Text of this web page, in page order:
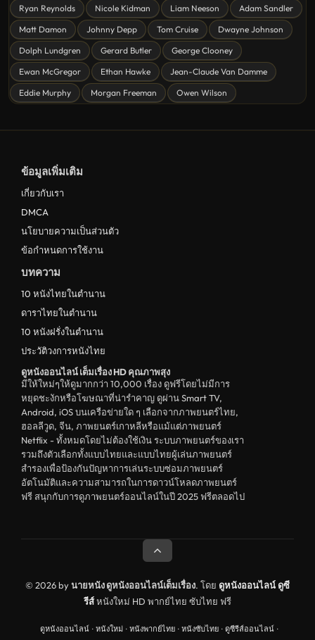
ดูหนังแฟนตาซี Fantasy
ดูหนังลึกลับ Mystery
ดูหนังอนิเมชั่น Animation
ดูหนังไซไฟ Sci-Fi
ดูหนังญี่ปุ่น Japan
ดูหนังชีวประวัติ Biography
ดูหนังเกาหลีใต้ South Korea
ระทึกขวัญ
ตลก
ดูหนังจีน China
unknown
ดูหนังอีโรติก R18+ erotic
บู๊
หนังฝรั่ง
ดูหนังสารคดี Documentary
สยองขวัญ
ดูหนังอินเดีย India
ดูหนังจีนฮ่องกง Hong Kong
ดูหนังฝรั่งเศส France
ดูหนังฝรั่งแคนนาดา Canada
หนังรักโรแมนติก
Ryan Reynolds
Nicole Kidman Liam Neeson
Adam Sandler
Matt Damon
Johnny Depp Tom Cruise
Dwayne Johnson
Dolph Lundgren
Gerard Butler
George Clooney
Ewan McGregor
Ethan Hawke
Jean-Claude Van Damme
Eddie Murphy
Morgan Freeman Owen Wilson
ข้อมูลเพิ่มเติม
เกี่ยวกับเรา
DMCA
นโยบายความเป็นส่วนตัว
ข้อกำหนดการใช้งาน
บทความ
10 หนังไทยในตำนาน
ดาราไทยในตำนาน
10 หนังฝรั่งในตำนาน
ประวัติวงการหนังไทย
ดูหนังออนไลน์ เต็มเรื่อง HD คุณภาพสุง
มีให้ใหม่ๆให้ดูมากกว่า 10,000 เรื่อง ดูฟรีโดยไม่มีการ
หยุดชะงักหรือโฆษณาที่น่ารำคาญ ดูผ่าน Smart TV,
Android, iOS บนเครือข่ายใด ๆ เลือกจากภาพยนตร์ไทย,
ฮอลลีวูด, จีน, ภาพยนตร์เกาหลีหรือแม้แต่ภาพยนตร์
Netflix - ทั้งหมดโดยไม่ต้องใช้เงิน ระบบภาพยนตร์ของเรา
รวมถึงตัวเลือกทั้งแบบไทยและแบบไทยผู้เล่นภาพยนตร์
สำรองเพื่อป้องกันปัญหาการเล่นระบบซ่อมภาพยนตร์
อัตโนมัติและความสามารถในการดาวน์โหลดภาพยนตร์
ฟรี สนุกกับการดูภาพยนตร์ออนไลน์ในปี 2025 ฟรีตลอดไป
© 2026 byนายหนัง ดูหนังออนไลน์เต็มเรื่อง. โดย ดูหนังออนไลน์ ดูซี
รีส์หนังใหม่ HD พากย์ไทย ซับไทย ฟรี
ดูหนังออนไลน์ · หนังใหม่ · หนังพากย์ไทย · หนังซับไทย · ดูซีรีส์ออนไลน์ ·